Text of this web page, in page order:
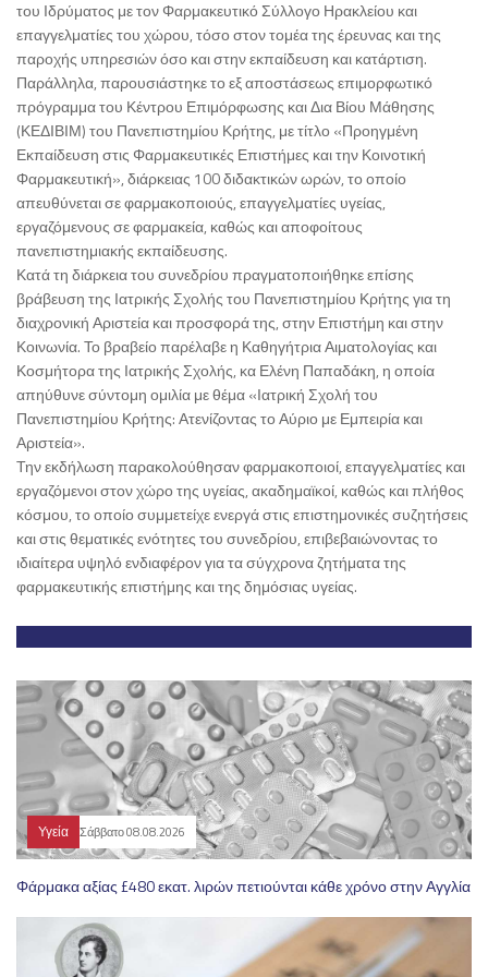
του Ιδρύματος με τον Φαρμακευτικό Σύλλογο Ηρακλείου και
επαγγελματίες του χώρου, τόσο στον τομέα της έρευνας και της
παροχής υπηρεσιών όσο και στην εκπαίδευση και κατάρτιση.
Παράλληλα, παρουσιάστηκε το εξ αποστάσεως επιμορφωτικό
πρόγραμμα του Κέντρου Επιμόρφωσης και Δια Βίου Μάθησης
(ΚΕΔΙΒΙΜ) του Πανεπιστημίου Κρήτης, με τίτλο «Προηγμένη
Εκπαίδευση στις Φαρμακευτικές Επιστήμες και την Κοινοτική
Φαρμακευτική», διάρκειας 100 διδακτικών ωρών, το οποίο
απευθύνεται σε φαρμακοποιούς, επαγγελματίες υγείας,
εργαζόμενους σε φαρμακεία, καθώς και αποφοίτους
πανεπιστημιακής εκπαίδευσης.
Κατά τη διάρκεια του συνεδρίου πραγματοποιήθηκε επίσης
βράβευση της Ιατρικής Σχολής του Πανεπιστημίου Κρήτης για τη
διαχρονική Αριστεία και προσφορά της, στην Επιστήμη και στην
Κοινωνία. Το βραβείο παρέλαβε η Καθηγήτρια Αιματολογίας και
Κοσμήτορα της Ιατρικής Σχολής, κα Ελένη Παπαδάκη, η οποία
απηύθυνε σύντομη ομιλία με θέμα «Ιατρική Σχολή του
Πανεπιστημίου Κρήτης: Ατενίζοντας το Αύριο με Εμπειρία και
Αριστεία».
Την εκδήλωση παρακολούθησαν φαρμακοποιοί, επαγγελματίες και
εργαζόμενοι στον χώρο της υγείας, ακαδημαϊκοί, καθώς και πλήθος
κόσμου, το οποίο συμμετείχε ενεργά στις επιστημονικές συζητήσεις
και στις θεματικές ενότητες του συνεδρίου, επιβεβαιώνοντας το
ιδιαίτερα υψηλό ενδιαφέρον για τα σύγχρονα ζητήματα της
φαρμακευτικής επιστήμης και της δημόσιας υγείας.
Υγεία Σάββατο 08.08.2026
Φάρμακα αξίας £480 εκατ. λιρών πετιούνται κάθε χρόνο στην Αγγλία